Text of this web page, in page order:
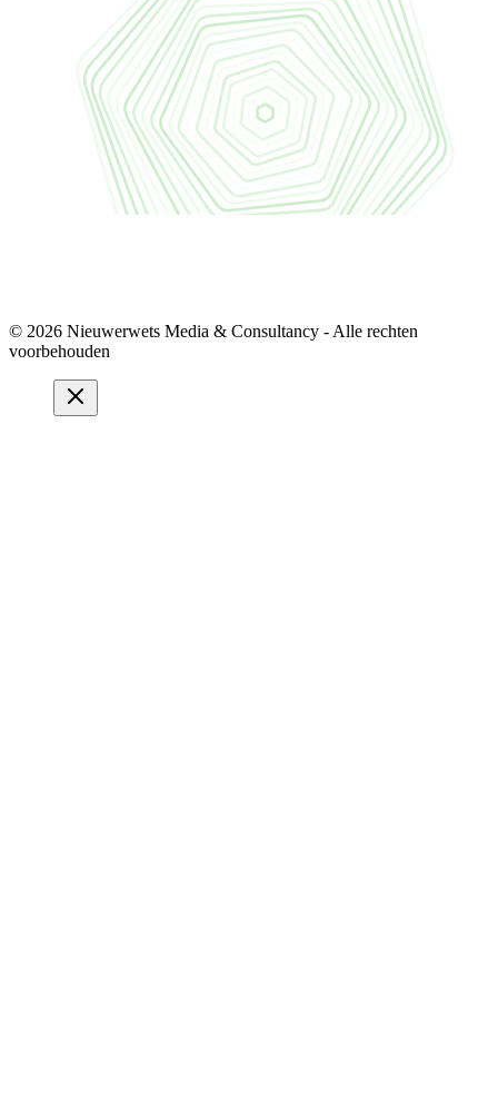
© 2026 Nieuwerwets Media & Consultancy - Alle rechten
voorbehouden